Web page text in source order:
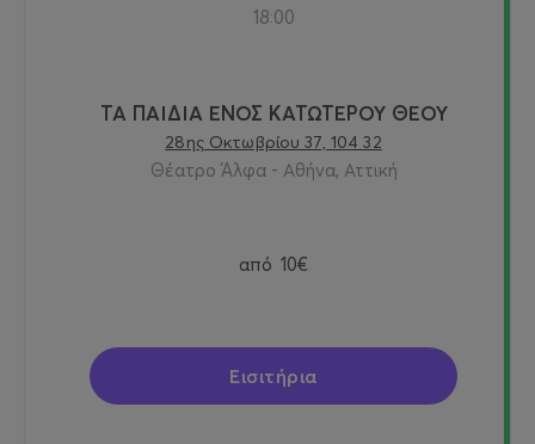
18:00
ΤΑ ΠΑΙΔΙΑ ΕΝΟΣ ΚΑΤΩΤΕΡΟΥ ΘΕΟΥ
28ης Οκτωβρίου 37, 104 32
Θέατρο Άλφα - Αθήνα, Αττική
από 10€
Εισιτήρια